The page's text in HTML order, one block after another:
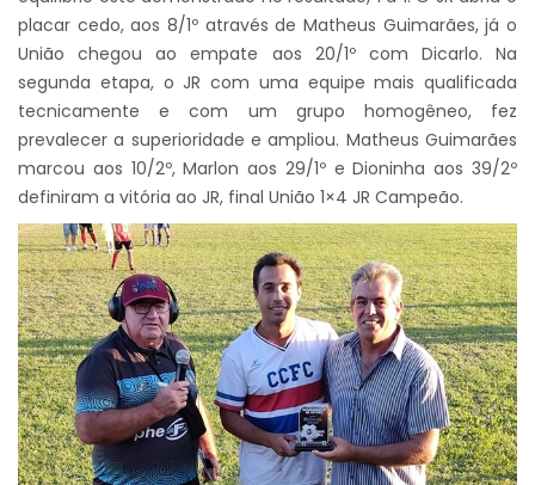
placar cedo, aos 8/1º através de Matheus Guimarães, já o
União chegou ao empate aos 20/1º com Dicarlo. Na
segunda etapa, o JR com uma equipe mais qualificada
tecnicamente e com um grupo homogêneo, fez
prevalecer a superioridade e ampliou. Matheus Guimarães
marcou aos 10/2º, Marlon aos 29/1º e Dioninha aos 39/2º
definiram a vitória ao JR, final União 1×4 JR Campeão.